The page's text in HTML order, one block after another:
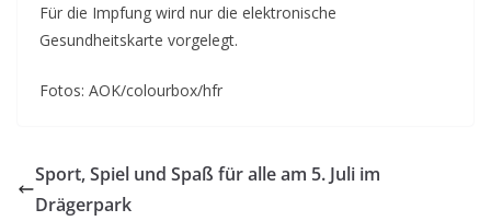
Für die Impfung wird nur die elektronische
Gesundheitskarte vorgelegt.
Fotos: AOK/colourbox/hfr
Sport, Spiel und Spaß für alle am 5. Juli im
Drägerpark